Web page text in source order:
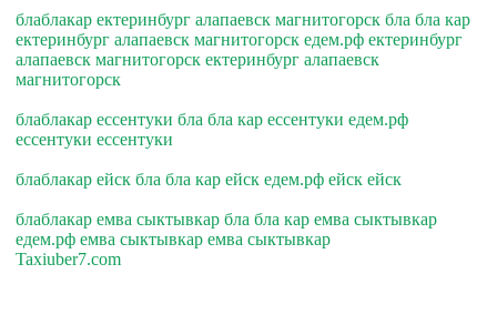
блаблакар ектеринбург алапаевск магнитогорск бла бла кар
ектеринбург алапаевск магнитогорск едем.рф ектеринбург
алапаевск магнитогорск ектеринбург алапаевск
магнитогорск
блаблакар ессентуки бла бла кар ессентуки едем.рф
ессентуки ессентуки
блаблакар ейск бла бла кар ейск едем.рф ейск ейск
блаблакар емва сыктывкар бла бла кар емва сыктывкар
едем.рф емва сыктывкар емва сыктывкар
Taxiuber7.com